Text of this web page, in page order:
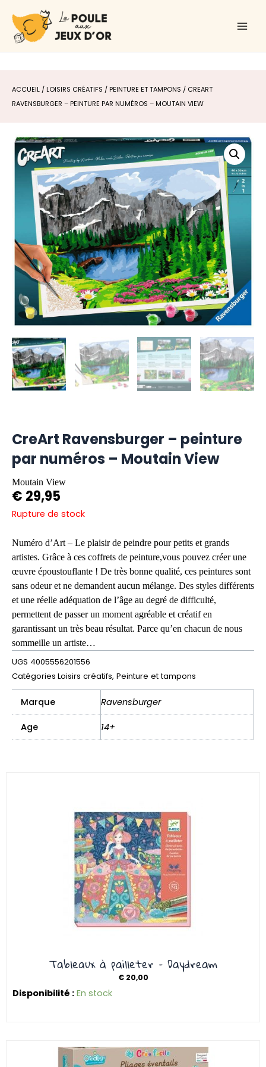
contenu
ACCUEIL /LOISIRS CRÉATIFS /PEINTURE ET TAMPONS / CREART
RAVENSBURGER – PEINTURE PAR NUMÉROS – MOUTAIN VIEW
CreArt Ravensburger – peinture
par numéros – Moutain View
Moutain View
€ 29,95
Rupture de stock
Numéro d’Art – Le plaisir de peindre pour petits et grands
artistes. Grâce à ces coffrets de peinture,vous pouvez créer une
œuvre époustouflante ! De très bonne qualité, ces peintures sont
sans odeur et ne demandent aucun mélange. Des styles différents
et une réelle adéquation de l’âge au degré de difficulté,
permettent de passer un moment agréable et créatif en
garantissant un très beau résultat. Parce qu’en chacun de nous
sommeille un artiste…
UGS 4005556201556
Catégories Loisirs créatifs, Peinture et tampons
Marque Ravensburger
Age 14+
Tableaux à pailleter – Daydream
€20,00
Disponibilité : En stock